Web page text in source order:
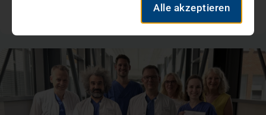
Alle akzeptieren